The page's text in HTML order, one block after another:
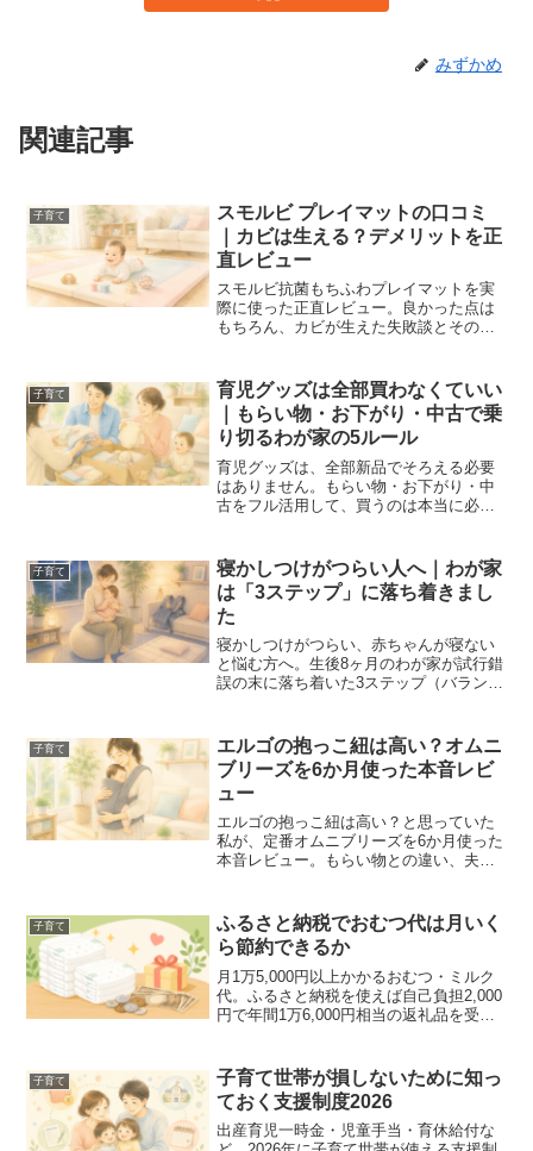
みずかめ
関連記事
子育て
スモルビ プレイマットの口コミ
｜カビは生える？デメリットを正
直レビュー
スモルビ抗菌もちふわプレイマットを実
際に使った正直レビュー。良かった点は
もちろん、カビが生えた失敗談とその後
子育て
育児グッズは全部買わなくていい
｜もらい物・お下がり・中古で乗
り切るわが家の5ルール
育児グッズは、全部新品でそろえる必要
はありません。もらい物・お下がり・中
古をフル活用して、買うのは本当に必要
ぎを防ぎたい方の参考になれば嬉しいで
す。
子育て
寝かしつけがつらい人へ｜わが家
は「3ステップ」に落ち着きまし
た
寝かしつけがつらい、赤ちゃんが寝ない
と悩む方へ。生後8ヶ月のわが家が試行錯
誤の末に落ち着いた3ステップ（バランス
た。
子育て
エルゴの抱っこ紐は高い？オムニ
ブリーズを6か月使った本音レビ
ュー
エルゴの抱っこ紐は高い？と思っていた
私が、定番オムニブリーズを6か月使った
本音レビュー。もらい物との違い、夫婦
子育て
ふるさと納税でおむつ代は月いく
ら節約できるか
月1万5,000円以上かかるおむつ・ミルク
代。ふるさと納税を使えば自己負担2,000
円で年間1万6,000円相当の返礼品を受け
子育て
子育て世帯が損しないために知っ
ておく支援制度2026
出産育児一時金・児童手当・育休給付な